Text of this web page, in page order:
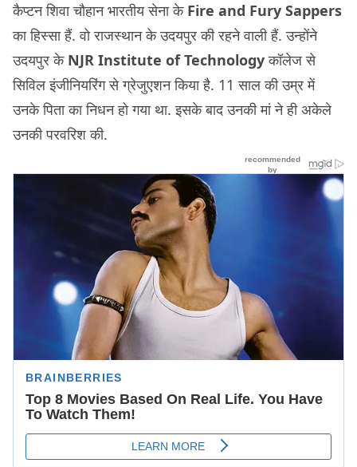
कैप्टन शिवा चौहान भारतीय सेना के Fire and Fury Sappers
का हिस्सा हैं. वो राजस्थान के उदयपुर की रहने वाली हैं. उन्होंने
उदयपुर केNJR Institute of Technologyकॉलेज से
सिविल इंजीनियरिंग से ग्रेजुएशन किया है. 11 साल की उम्र में
उनके पिता का निधन हो गया था. इसके बाद उनकी मां ने ही अकेले
उनकी परवरिश की.